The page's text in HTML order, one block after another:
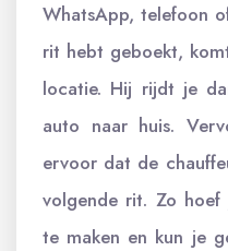
WhatsApp, telefoon
rit hebt geboekt,
locatie. Hij rijdt je
auto naar huis.
ervoor dat de
volgende rit. Zo
te maken en kun je